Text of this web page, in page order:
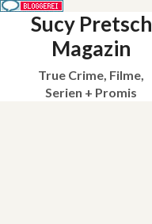
Sucy Pretsch
Magazin
True Crime, Filme,
Serien + Promis